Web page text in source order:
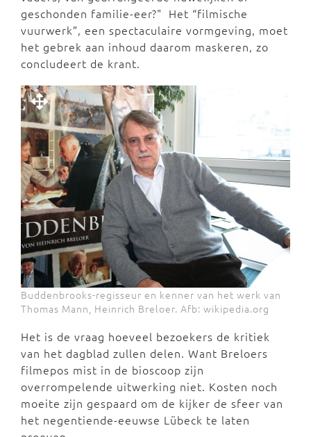
geschonden familie-eer?" Het “filmische
vuurwerk”, een spectaculaire vormgeving, moet
het gebrek aan inhoud daarom maskeren, zo
concludeert de krant.
Buddenbrooks-regisseur en kenner van het werk van
Thomas Mann, Heinrich Breloer. Afb: wikipedia.org
Het is de vraag hoeveel bezoekers de kritiek
van het dagblad zullen delen. Want Breloers
filmepos mist in de bioscoop zijn
overrompelende uitwerking niet. Kosten noch
moeite zijn gespaard om de kijker de sfeer van
het negentiende-eeuwse Lübeck te laten